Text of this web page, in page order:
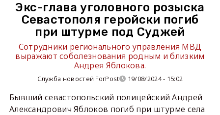
Экс-глава уголовного розыска
Севастополя геройски погиб
при штурме под Суджей
Сотрудники регионального управления МВД
выражают соболезнования родным и близким
Андрея Яблокова.
Служба новостей ForPost 19/08/2024 - 15:02
Бывший севастопольский полицейский Андрей
Александрович Яблоков погиб при штурме села